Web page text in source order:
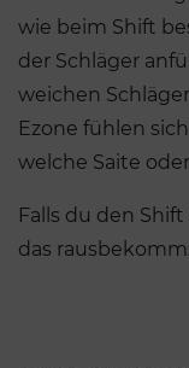
wie beim Shift
der Schläger
weichen
Ezone fühlen
welche Saite
Falls du den
das